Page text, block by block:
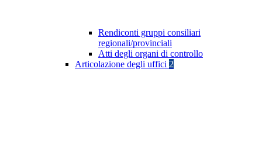
Rendiconti gruppi consiliari
regionali/provinciali
Atti degli organi di controllo
Articolazione degli uffici 2